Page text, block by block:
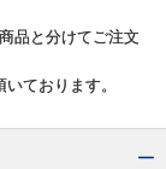
品と分けてご注文
ております。